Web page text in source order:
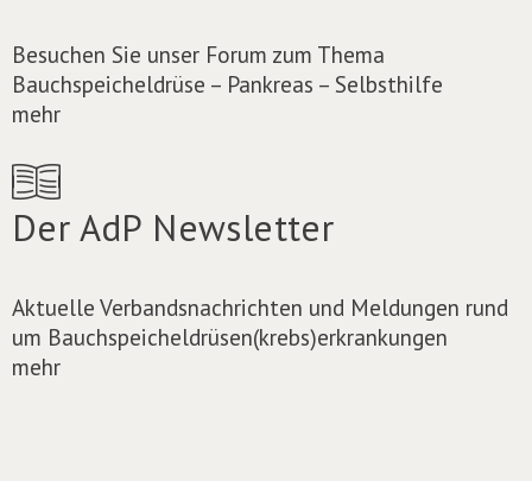
Besuchen Sie unser Forum zum Thema
Bauchspeicheldrüse – Pankreas – Selbsthilfe
mehr
Der AdP Newsletter
Aktuelle Verbandsnachrichten und Meldungen rund
um Bauchspeicheldrüsen(krebs)erkrankungen
mehr